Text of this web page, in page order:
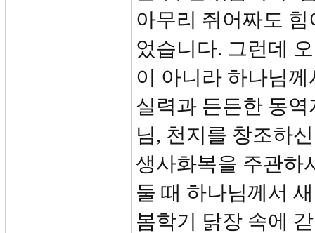
아무리 쥐어짜도
었습니다. 그런데
이 아니라 하나님
실력과 든든한 동
님, 천지를 창조하
생사화복을 주관하
둘 때 하나님께서
봄학기 닭장 속에